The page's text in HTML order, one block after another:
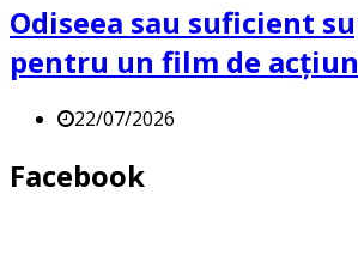
Odiseea sau suficient
pentru un film de
22/07/2026
Facebook